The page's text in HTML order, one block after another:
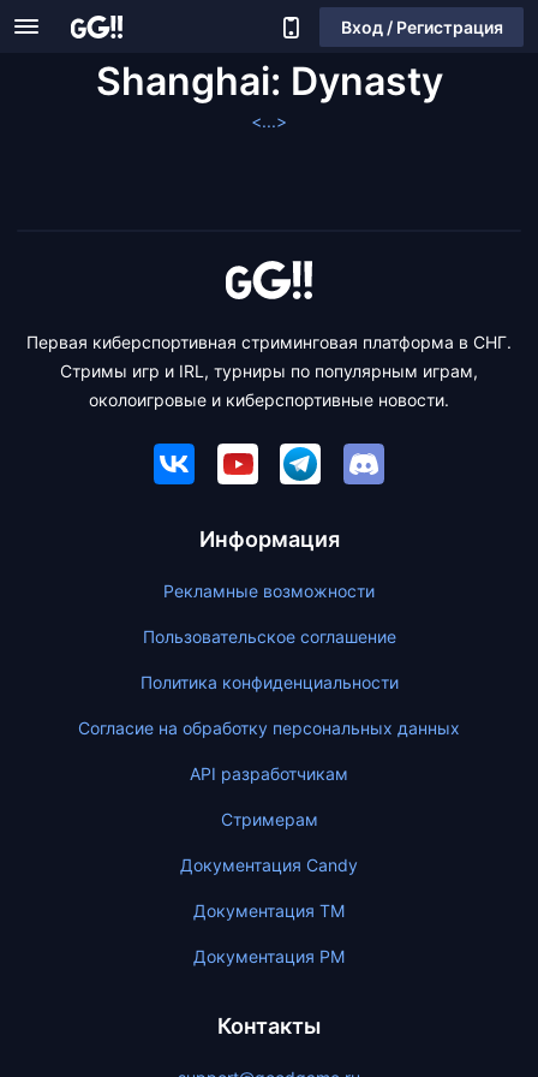
Вход / Регистрация
Shanghai: Dynasty
<...>
Первая киберспортивная стриминговая платформа в СНГ.
Стримы игр и IRL, турниры по популярным играм,
околоигровые и киберспортивные новости.
Информация
Рекламные возможности
Пользовательское соглашение
Политика конфиденциальности
Согласие на обработку персональных данных
API разработчикам
Стримерам
Документация Candy
Документация ТМ
Документация PM
Контакты